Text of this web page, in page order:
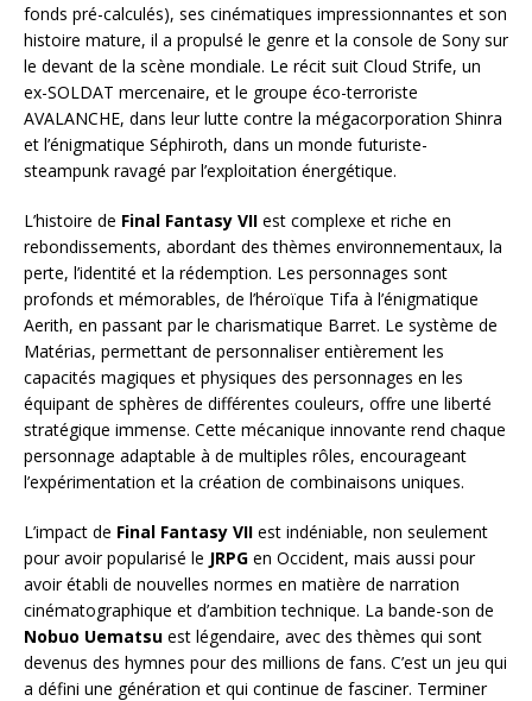
fonds pré-calculés), ses cinématiques impressionnantes et son
histoire mature, il a propulsé le genre et la console de Sony sur
le devant de la scène mondiale. Le récit suit Cloud Strife, un
ex-SOLDAT mercenaire, et le groupe éco-terroriste
AVALANCHE, dans leur lutte contre la mégacorporation Shinra
et l’énigmatique Séphiroth, dans un monde futuriste-
steampunk ravagé par l’exploitation énergétique.
L’histoire de Final Fantasy VII est complexe et riche en
rebondissements, abordant des thèmes environnementaux, la
perte, l’identité et la rédemption. Les personnages sont
profonds et mémorables, de l’héroïque Tifa à l’énigmatique
Aerith, en passant par le charismatique Barret. Le système de
Matérias, permettant de personnaliser entièrement les
capacités magiques et physiques des personnages en les
équipant de sphères de différentes couleurs, offre une liberté
stratégique immense. Cette mécanique innovante rend chaque
personnage adaptable à de multiples rôles, encourageant
l’expérimentation et la création de combinaisons uniques.
L’impact de Final Fantasy VII est indéniable, non seulement
pour avoir popularisé le JRPG en Occident, mais aussi pour
avoir établi de nouvelles normes en matière de narration
cinématographique et d’ambition technique. La bande-son de
Nobuo Uematsu est légendaire, avec des thèmes qui sont
devenus des hymnes pour des millions de fans. C’est un jeu qui
a défini une génération et qui continue de fasciner. Terminer